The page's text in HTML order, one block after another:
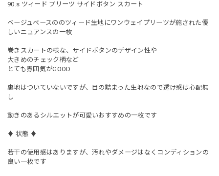
90.s ツィード プリーツ サイドボタン スカート
ベージュベースののツィード生地にワンウェイプリーツが施された優
しいニュアンスの一枚
巻きスカートの様な、サイドボタンのデザイン性や
大きめのチェック柄など
とても雰囲気がGOOD
裏地はついていないですが、目の詰まった生地なので透け感は心配無
し
動きのあるシルエットが可愛いおすすめの一枚です
♦︎ 状態 ♦︎
若干の使用感はありますが、汚れやダメージはなくコンディションの
良い一枚です